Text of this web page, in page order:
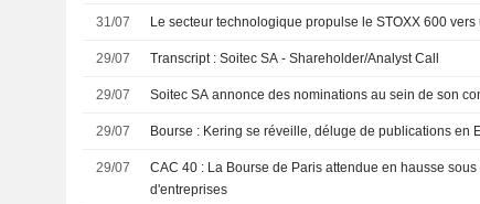
31/07 Le secteur technologique propulse le STOXX 600 vers
29/07 Transcript : Soitec SA - Shareholder/Analyst Call
29/07 Soitec SA annonce des nominations au sein de son
29/07 Bourse : Kering se réveille, déluge de publications en
29/07
CAC 40 : La Bourse de Paris attendue en hausse
d'entreprises